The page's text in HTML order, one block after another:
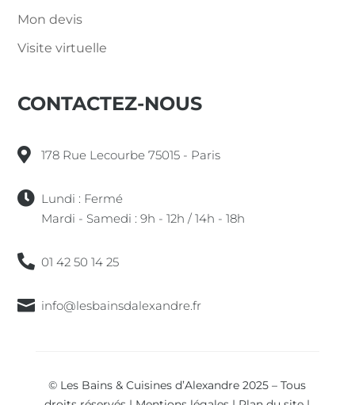
Mon devis
Visite virtuelle
CONTACTEZ-NOUS
178 Rue Lecourbe 75015 - Paris
Lundi : Fermé
Mardi - Samedi : 9h - 12h / 14h - 18h
01 42 50 14 25
info@lesbainsdalexandre.fr
© Les Bains & Cuisines d’Alexandre 2025 – Tous